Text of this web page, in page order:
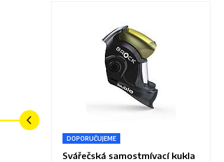
DOPORUČUJEME
Svářečská samostmívací kukla